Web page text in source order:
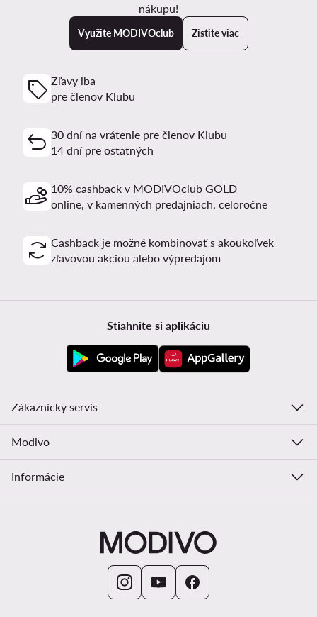
nákupu!
Využite MODIVOclub Zistite viac
Zľavy iba
pre členov Klubu
30 dní na vrátenie pre členov Klubu
14 dní pre ostatných
10% cashback v MODIVOclub GOLD
online, v kamenných predajniach, celoročne
Cashback je možné kombinovať s akoukoľvek
zľavovou akciou alebo výpredajom
Stiahnite si aplikáciu
Zákaznícky servis
Modivo
Informácie